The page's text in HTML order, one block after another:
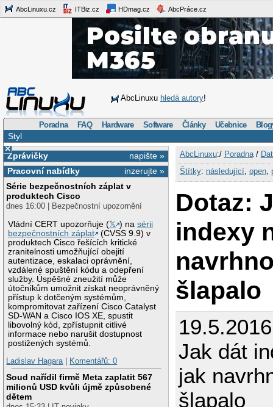
AbcLinuxu.cz ITBiz.cz HDmag.cz AbcPráce.cz
AbcLinuxu hledá autory!
Poradna FAQ Hardware Software Články Učebnice
Styl
×
napište »
Zprávičky
inzerujte »
Pracovní nabídky
Série bezpečnostních záplat v
produktech Cisco
dnes 16:00 | Bezpečnostní upozornění
Vládní CERT upozorňuje (𝕏 ) nasérii
bezpečnostních záplat
(CVSS 9.9) v
produktech Cisco řešících kritické
zranitelnosti umožňující obejití
autentizace, eskalaci oprávnění,
vzdálené spuštění kódu a odepření
služby. Úspěšné zneužití může
útočníkům umožnit získat neoprávněný
přístup k dotčeným systémům,
kompromitovat zařízení Cisco Catalyst
SD-WAN a Cisco IOS XE, spustit
libovolný kód, zpřístupnit citlivé
informace nebo narušit dostupnost
postižených systémů.
Ladislav Hagara| Komentářů: 0
Soud nařídil firmě Meta zaplatit 567
milionů USD kvůli újmě způsobené
dětem
AbcLinuxu:/ Poradna/
Štítky: následující, open,
Dotaz:
indexy
šlapalo
Jak dát
jak
šlapalo